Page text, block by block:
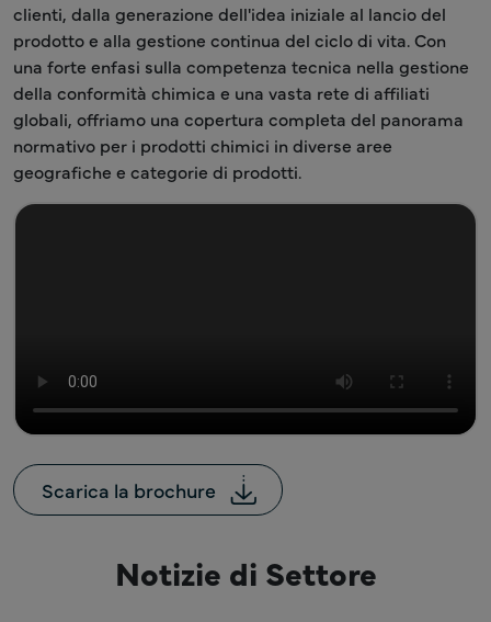
clienti, dalla generazione dell'idea iniziale al lancio del
prodotto e alla gestione continua del ciclo di vita. Con
una forte enfasi sulla competenza tecnica nella gestione
della conformità chimica e una vasta rete di affiliati
globali, offriamo una copertura completa del panorama
normativo per i prodotti chimici in diverse aree
geografiche e categorie di prodotti.
Scarica la brochure
Notizie di Settore